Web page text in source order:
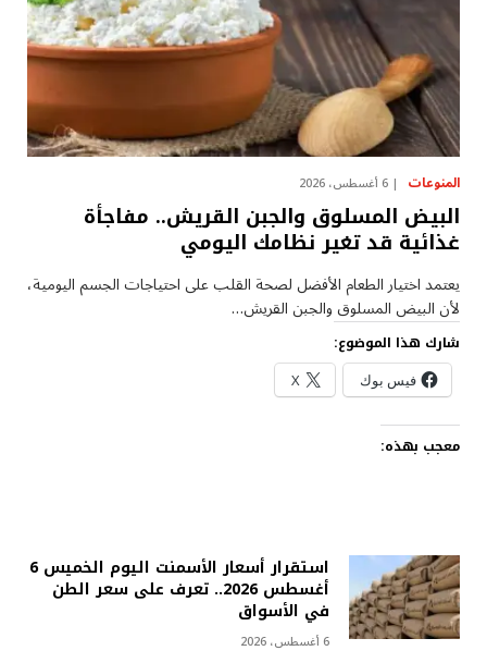
المنوعات 6 أغسطس، 2026
البيض المسلوق والجبن القريش.. مفاجأة
غذائية قد تغير نظامك اليومي
يعتمد اختيار الطعام الأفضل لصحة القلب على احتياجات الجسم اليومية،
لأن البيض المسلوق والجبن القريش…
شارك هذا الموضوع:
فيس بوك X
معجب بهذه:
استقرار أسعار الأسمنت اليوم الخميس 6
أغسطس 2026.. تعرف على سعر الطن
في الأسواق
6 أغسطس، 2026